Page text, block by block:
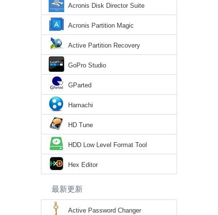
Acronis Disk Director Suite
Acronis Partition Magic
Active Partition Recovery
GoPro Studio
GParted
Hamachi
HD Tune
HDD Low Level Format Tool
Hex Editor
最新更新
Active Password Changer